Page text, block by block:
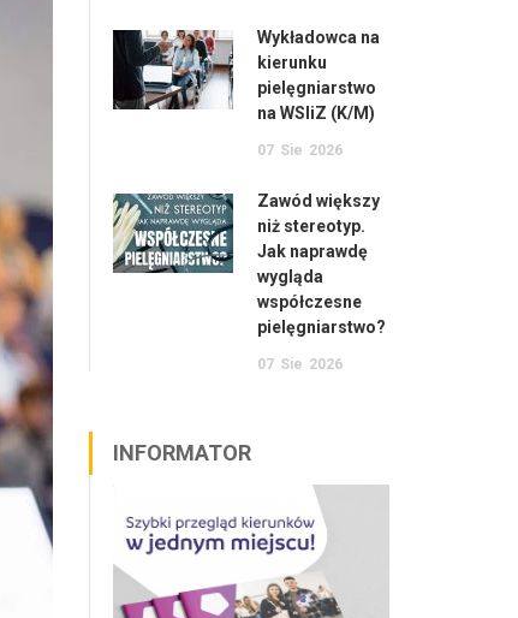
Wykładowca na
kierunku
pielęgniarstwo
na WSIiZ (K/M)
07 Sie 2026
Zawód większy
niż stereotyp.
Jak naprawdę
wygląda
współczesne
pielęgniarstwo?
07 Sie 2026
INFORMATOR